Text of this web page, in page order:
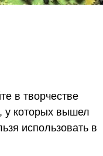
в творчестве
у которых вышел
использовать в